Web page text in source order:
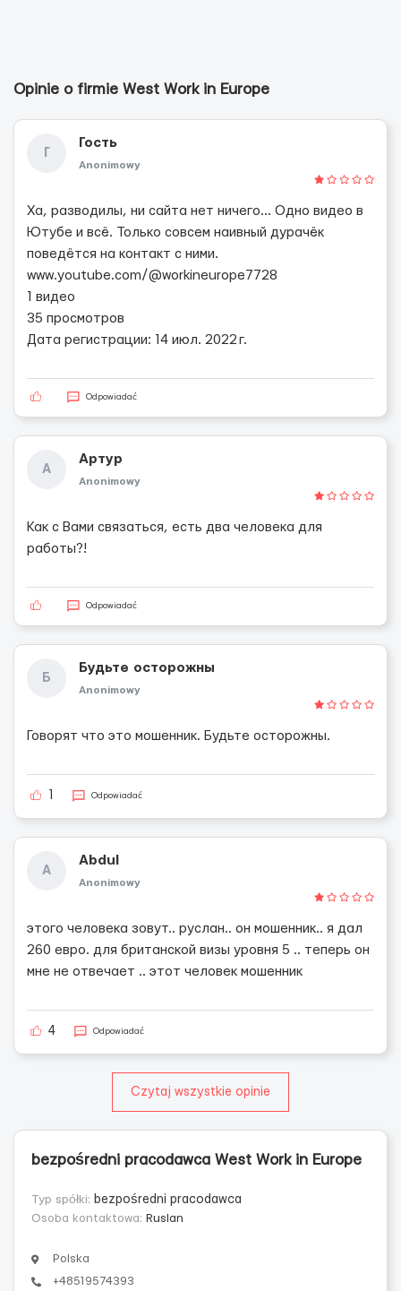
Opinie o firmie West Work in Europe
Г
Гость
Anonimowy
Ха, разводилы, ни сайта нет ничего... Одно видео в
Ютубе и всё. Только совсем наивный дурачёк
поведётся на контакт с ними.
www.youtube.com/@workineurope7728
1 видео
35 просмотров
Дата регистрации: 14 июл. 2022 г.
Odpowiadać
А
Артур
Anonimowy
Как с Вами связаться, есть два человека для
работы?!
Odpowiadać
Б
Будьте осторожны
Anonimowy
Говорят что это мошенник. Будьте осторожны.
Odpowiadać
A
Abdul
Anonimowy
этого человека зовут.. руслан.. он мошенник.. я дал
260 евро. для британской визы уровня 5 .. теперь он
мне не отвечает .. этот человек мошенник
4 Odpowiadać
Czytaj wszystkie opinie
bezpośredni pracodawca West Work in Europe
Typ spółki: bezpośredni pracodawca
Osoba kontaktowa: Ruslan
Polska
+48519574393